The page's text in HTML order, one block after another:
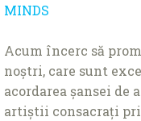
MINDS
Acum încerc să
noștri, care sunt
acordarea șansei
artiștii consacraţi